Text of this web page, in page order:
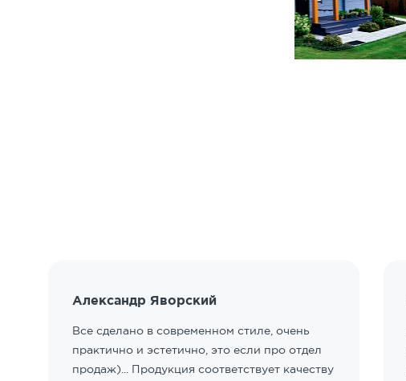
Александр Яворский
Все сделано в современном стиле, очень
практично и эстетично, это если про отдел
продаж)... Продукция соответствует качеству